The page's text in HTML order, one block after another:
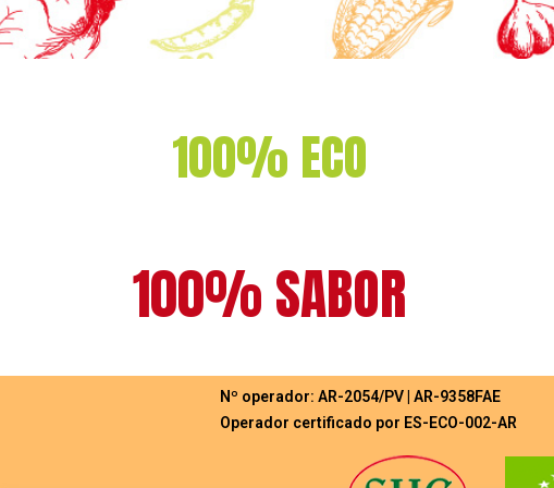
100% ECO
100% SABOR
Nº operador: AR-2054/PV | AR-9358FAE
Operador certificado por ES-ECO-002-AR